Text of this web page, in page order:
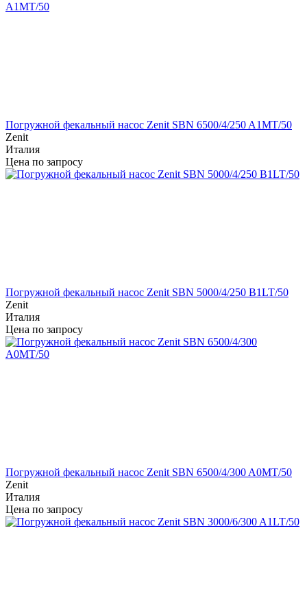
Погружной фекальный насос Zenit SBN 6500/4/250 A1MT/50
Zenit
Италия
Цена по запросу
Погружной фекальный насос Zenit SBN 5000/4/250 B1LT/50
Zenit
Италия
Цена по запросу
Погружной фекальный насос Zenit SBN 6500/4/300 A0MT/50
Zenit
Италия
Цена по запросу